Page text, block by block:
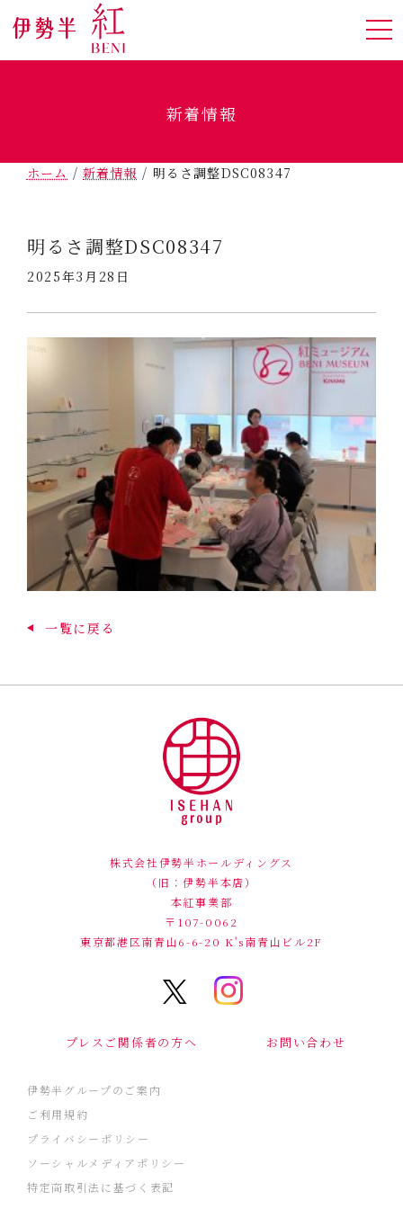
新着情報
ホーム /新着情報 / 明るさ調整DSC08347
明るさ調整DSC08347
2025年3月28日
一覧に戻る
株式会社伊勢半ホールディングス
（旧：伊勢半本店）
本紅事業部
〒107-0062
東京都港区南青山6-6-20 K's南青山ビル2F
プレスご関係者の方へ お問い合わせ
伊勢半グループのご案内
ご利用規約
プライバシーポリシー
ソーシャルメディアポリシー
特定商取引法に基づく表記